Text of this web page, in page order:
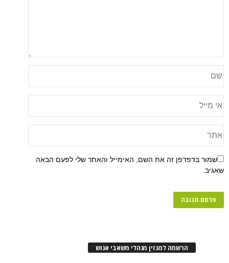
זה את השם, האימייל והאתר שלי לפעם הבאה
הרשמה למגזין מנהלי משאבי אנוש